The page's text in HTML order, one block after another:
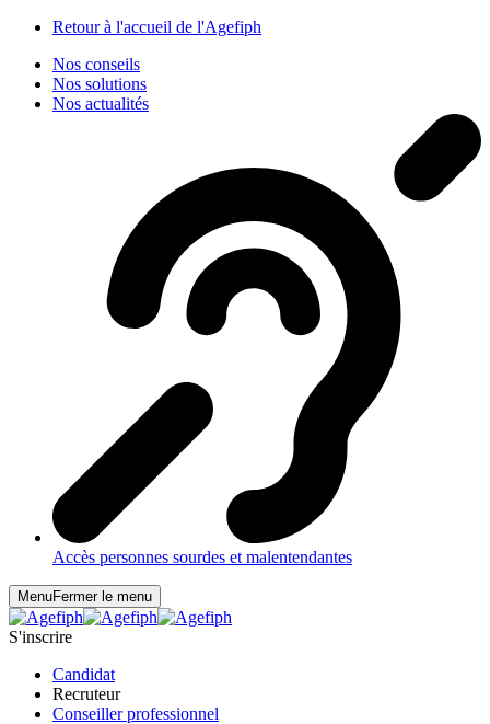
Retour à l'accueil de l'Agefiph
Nos conseils
Nos solutions
Nos actualités
Accès personnes sourdes et malentendantes
MenuFermer le menu
S'inscrire
Candidat
Recruteur
Conseiller professionnel